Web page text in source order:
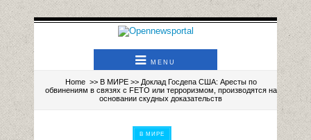
MENU
Home >> В МИРЕ>> Доклад Госдепа США: Аресты по
обвинениям в связях с FETO или терроризмом, производятся на
основании скудных доказательств
В МИРЕ